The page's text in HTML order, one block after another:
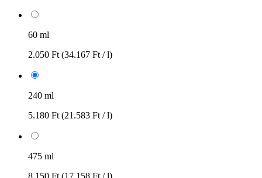
60 ml
2.050 Ft (34.167 Ft / l)
240 ml
5.180 Ft (21.583 Ft / l)
475 ml
8.150 Ft (17.158 Ft / l)